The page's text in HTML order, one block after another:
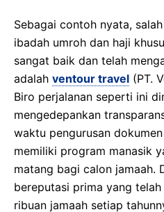
Sebagai contoh nyata,
ibadah umroh dan haji
sangat baik dan telah
adalah ventour travel (PT.
Biro perjalanan seperti ini
mengedepankan
waktu pengurusan
memiliki program manasik
matang bagi calon jamaah.
bereputasi prima yang
ribuan jamaah setiap